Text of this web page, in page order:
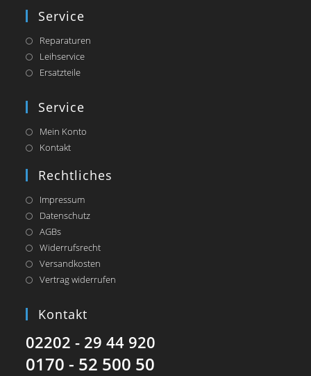
Service
Reparaturen
Leihservice
Ersatzteile
Service
Mein Konto
Kontakt
Rechtliches
Impressum
Datenschutz
AGBs
Widerrufsrecht
Versandkosten
Vertrag widerrufen
Kontakt
02202 - 29 44 920
0170 - 52 500 50